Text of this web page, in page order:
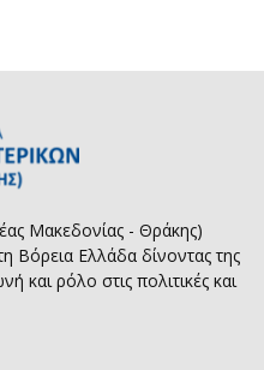
Μακεδονίας - Θράκης)
Βόρεια Ελλάδα δίνοντας της
και ρόλο στις πολιτικές και